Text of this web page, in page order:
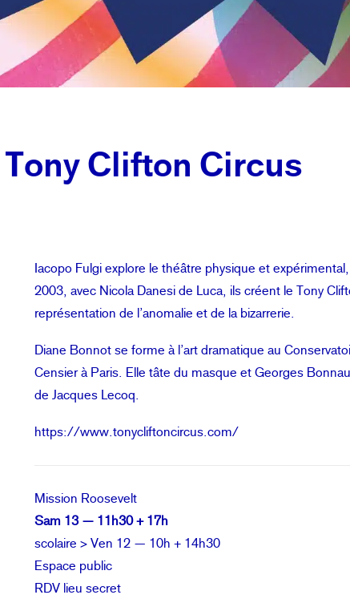
Clifton Circus
Iacopo Fulgi explore le théâtre physique et
2003, avec Nicola Danesi de Luca, ils créent le Tony
représentation de l’anomalie et de la bizarrerie.
Diane Bonnot se forme à l’art dramatique au
Censier à Paris. Elle tâte du masque et Georges
de Jacques Lecoq.
https://www.tonycliftoncircus.com/
Mission Roosevelt
Sam 13 — 11h30 + 17h
scolaire > Ven 12 — 10h + 14h30
Espace public
RDV lieu secret